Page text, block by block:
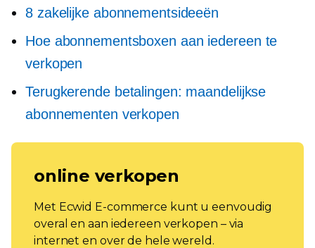
8 zakelijke abonnementsideeën
Hoe abonnementsboxen aan iedereen te
verkopen
Terugkerende betalingen: maandelijkse
abonnementen verkopen
online verkopen
Met Ecwid E-commerce kunt u eenvoudig
overal en aan iedereen verkopen – via
internet en over de hele wereld.